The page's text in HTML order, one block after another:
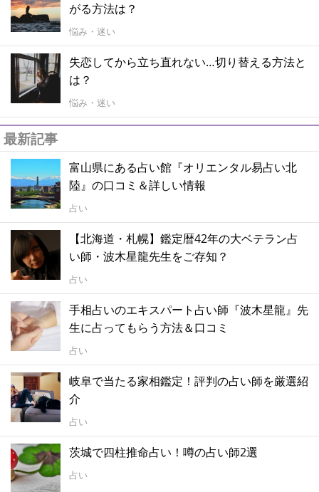
がる方法は？
悩み・迷い
失恋してから立ち直れない…切り替える方法と
は？
悩み・迷い
最新記事
富山県にある占い館『オリエンタル易占い北
陸』の口コミ＆詳しい情報
占い
【北海道・札幌】鑑定暦42年の大ベテラン占
い師・波木星龍先生をご存知？
占い
手相占いのエキスパート占い師『波木星龍』先
生に占ってもらう方法＆口コミ
占い
岐阜で当たる家相鑑定！評判の占い師を厳選紹
介
占い
茨城で四柱推命占い！噂の占い師2選
占い